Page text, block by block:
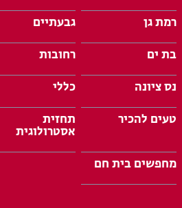
רמת גן
גבעתיים
בת ים
רחובות
נס ציונה
כללי
טעים להכיר
תחזית
אסטרולוגית
מחפשים בית חם